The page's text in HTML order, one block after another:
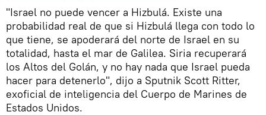
"Israel no puede vencer a Hizbulá. Existe una
probabilidad real de que si Hizbulá llega con todo lo
que tiene, se apoderará del norte de Israel en su
totalidad, hasta el mar de Galilea. Siria recuperará
los Altos del Golán, y no hay nada que Israel pueda
hacer para detenerlo", dijo a Sputnik Scott Ritter,
exoficial de inteligencia del Cuerpo de Marines de
Estados Unidos.